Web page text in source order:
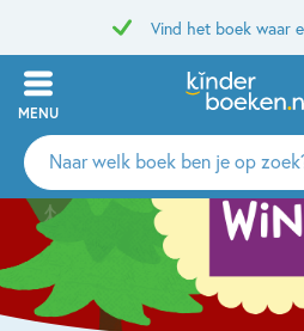
Vind het boek waar
MENU
Zoeken
naar
boeken,
auteurs
en
uitgevers